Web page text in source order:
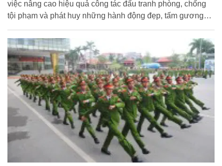
việc nâng cao hiệu quả công tác đấu tranh phòng, chống
tội phạm và phát huy những hành động đẹp, tấm gương
Bộ Tư lệnh, đơn vị trực thuộc Bộ, Công an, Cảnh sát
Phòng cháy chữa cháy các tỉnh, thành phố trực thuộc
Trung ương.